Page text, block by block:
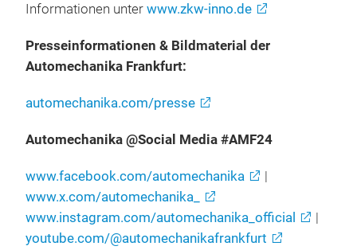
Informationen unter www.zkw-inno.de
Presseinformationen & Bildmaterial der
Automechanika Frankfurt:
automechanika.com/presse
Automechanika @Social Media #AMF24
www.facebook.com/automechanika
|
www.x.com/automechanika_
www.instagram.com/automechanika_official
|
youtube.com/@automechanikafrankfurt